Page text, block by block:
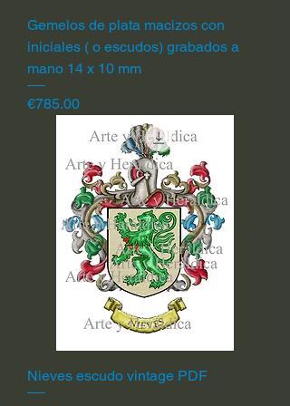
Gemelos de plata macizos con
iniciales ( o escudos) grabados a
mano 14 x 10 mm
Price
€785.00
Nieves escudo vintage PDF